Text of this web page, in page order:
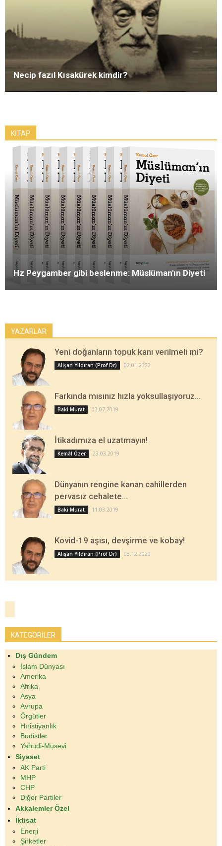
Necip fazıl Kısakürek kimdir?
KİTAP
Hz Peygamber gibi beslenme: Müslüman'ın Diyeti
YAZARLAR
Yeni doğanların topuk kanı verilmeli mi?
Alişan Yıldıran (Prof Dr) 02.01.2022
Farkında mısınız hızla yoksullaşıyoruz…
Baki Murat 03.07.2019
İtikadımıza el uzatmayın!
Kemâl Özer 23.03.2019
Dünyanın rengine kanan cahillerden
pervasız cehalete…
Baki Murat 11.03.2019
Kovid-19 aşısı, devşirme ve kobay!
Alişan Yıldıran (Prof Dr) 03.12.2020
KATEGORİLER
Dış Gündem
İslam Dünyası
Amerika
Afrika
Asya
Avrupa
Örgütler
Hıristiyanlık
Budistler
Yahudi-Musevi
Siyaset
AK Parti
MHP
CHP
Diğer Partiler
Akkalemler Özel
İktisat
Enerji
Şirketler